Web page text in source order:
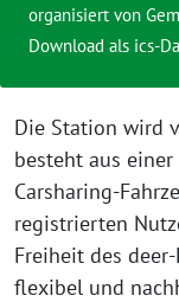
Die Station wird
besteht aus
Carsharing-
registrierten
Freiheit des
flexibel und
organisiert von
Download als ics-